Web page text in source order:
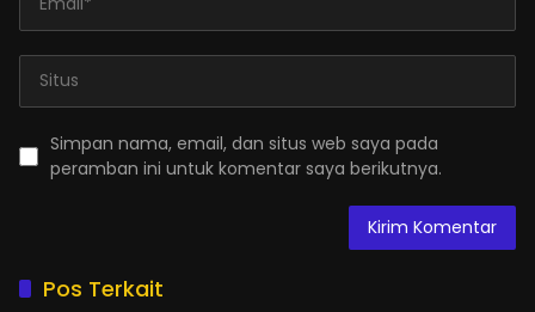
Simpan nama, email, dan situs web saya pada
peramban ini untuk komentar saya berikutnya.
Pos Terkait